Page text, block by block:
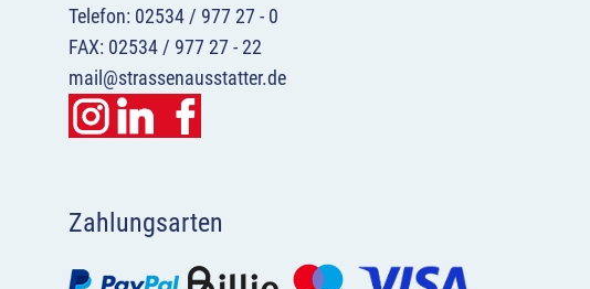
Telefon: 02534 / 977 27 - 0
FAX: 02534 / 977 27 - 22
mail@strassenausstatter.de
Zahlungsarten